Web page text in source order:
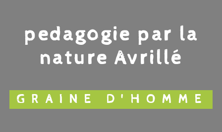
pedagogie par la
nature Avrillé
GRAINE D'HOMME